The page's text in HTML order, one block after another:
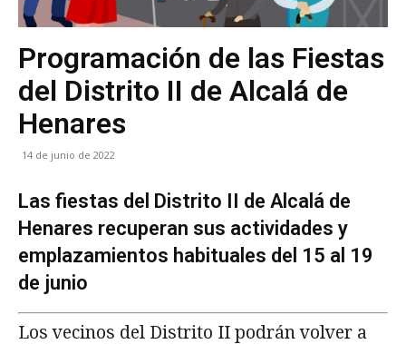
Programación de las Fiestas
del Distrito II de Alcalá de
Henares
14 de junio de 2022
Las fiestas del Distrito II de Alcalá de
Henares recuperan sus actividades y
emplazamientos habituales del 15 al 19
de junio
Los vecinos del Distrito II podrán volver a